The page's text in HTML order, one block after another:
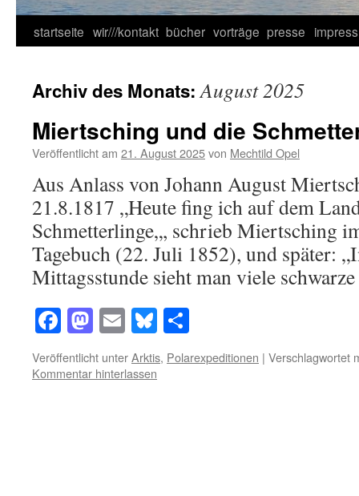
startseite wir///kontakt bücher vorträge presse
Archiv des Monats:August 2025
Miertsching und die
Veröffentlicht am 21. August 2025von Mechtild Opel
Aus Anlass von Johann August
21.8.1817 „Heute fing ich auf dem
Schmetterlinge„, schrieb Miertsching
Tagebuch (22. Juli 1852), und später:
Mittagsstunde sieht man viele
Facebook
Mastodon
EmailBluesky
Veröffentlicht unterArktis, Polarexpeditionen | Verschlagwortet
Kommentar hinterlassen